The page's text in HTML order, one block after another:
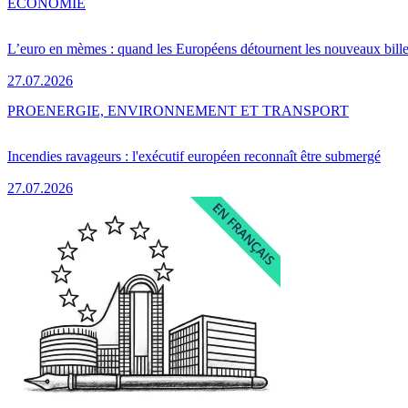
L’euro en mèmes : quand les Européens détournent les nouveaux
27.07.2026
Incendies ravageurs : l'exécutif européen reconnaît être submergé
27.07.2026
PROENERGIE, ENVIRONNEMENT ET TRANSPORT